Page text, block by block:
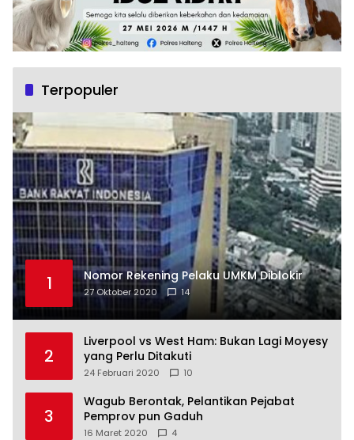
Terpopuler
1 Nomor Rekening Pelaku UMKM Diblokir
27 Oktober 2020 14
2
Liverpool vs West Ham: Bukan Lagi Moyesy
yang Perlu Ditakuti
24 Februari 2020 10
3
Wagub Berontak, Pelantikan Pejabat
Pemprov pun Gaduh
16 Maret 2020 4